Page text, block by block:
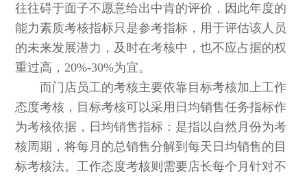
往往碍于面子不愿意给出中肯的评价，因此年度的
能力素质考核指标只是参考指标，用于评估该人员
的未来发展潜力，及时在考核中，也不应占据的权
重过高，20%-30%为宜。
而门店员工的考核主要依靠目标考核加上工作
态度考核，目标考核可以采用日均销售任务指标作
为考核依据，日均销售指标：是指以自然月份为考
核周期，将每月的总销售分解到每天日均销售的目
标考核法。工作态度考核则需要店长每个月针对不